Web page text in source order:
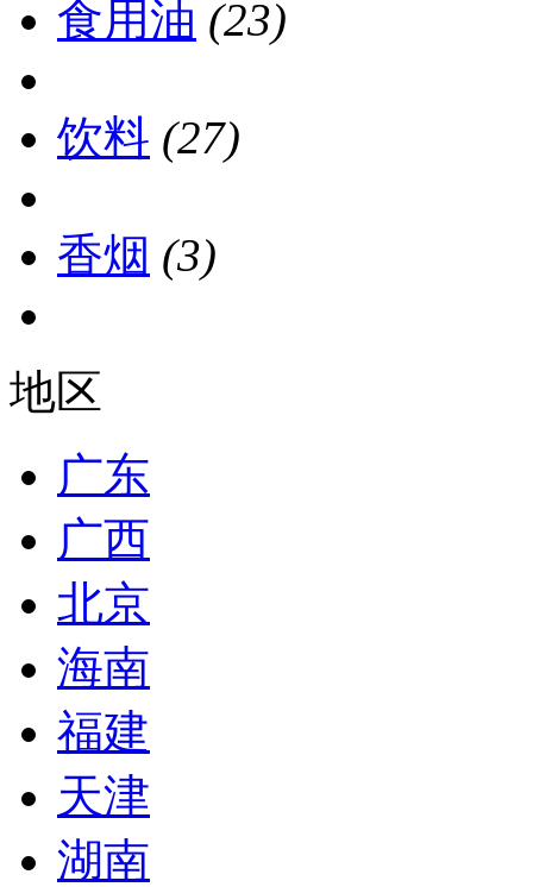
食用油 (23)
饮料 (27)
香烟 (3)
地区
广东
广西
北京
海南
福建
天津
湖南